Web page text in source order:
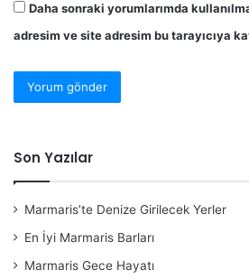
Daha sonraki yorumlarımda
adresim ve site adresim bu tarayıcıya
Son Yazılar
Marmaris’te Denize Girilecek Yerler
En İyi Marmaris Barları
Marmaris Gece Hayatı